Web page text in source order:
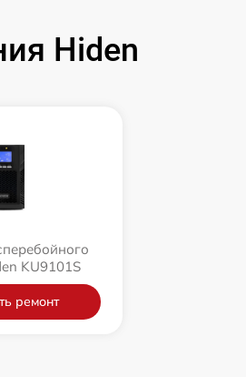
Hiden
KU9101S
ремонт